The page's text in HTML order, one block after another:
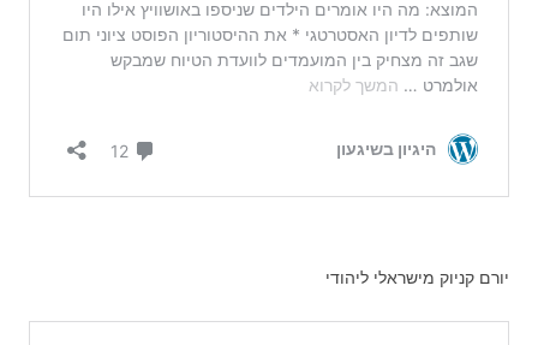
יורם קניוק מישראלי ליהודי